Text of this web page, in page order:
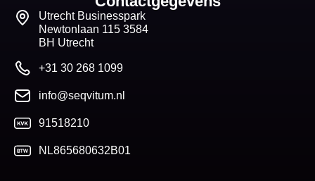
Utrecht Businesspark
Newtonlaan 115 3584
BH Utrecht
+31 30 268 1099
info@seqvitum.nl
91518210
NL865680632B01